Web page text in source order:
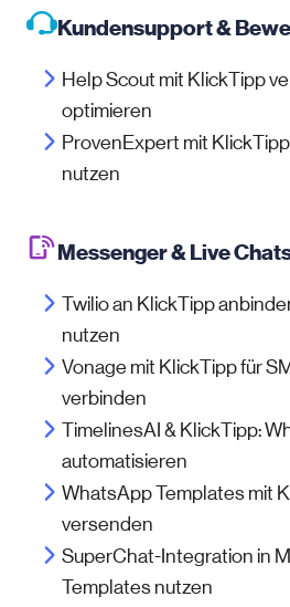
Kundensupport &
Help Scout mit KlickTipp
optimieren
ProvenExpert mit
nutzen
Messenger & Live
Twilio an KlickTipp
nutzen
Vonage mit KlickTipp für
verbinden
TimelinesAI & KlickTipp:
automatisieren
WhatsApp Templates mit
versenden
SuperChat-Integration in
Templates nutzen